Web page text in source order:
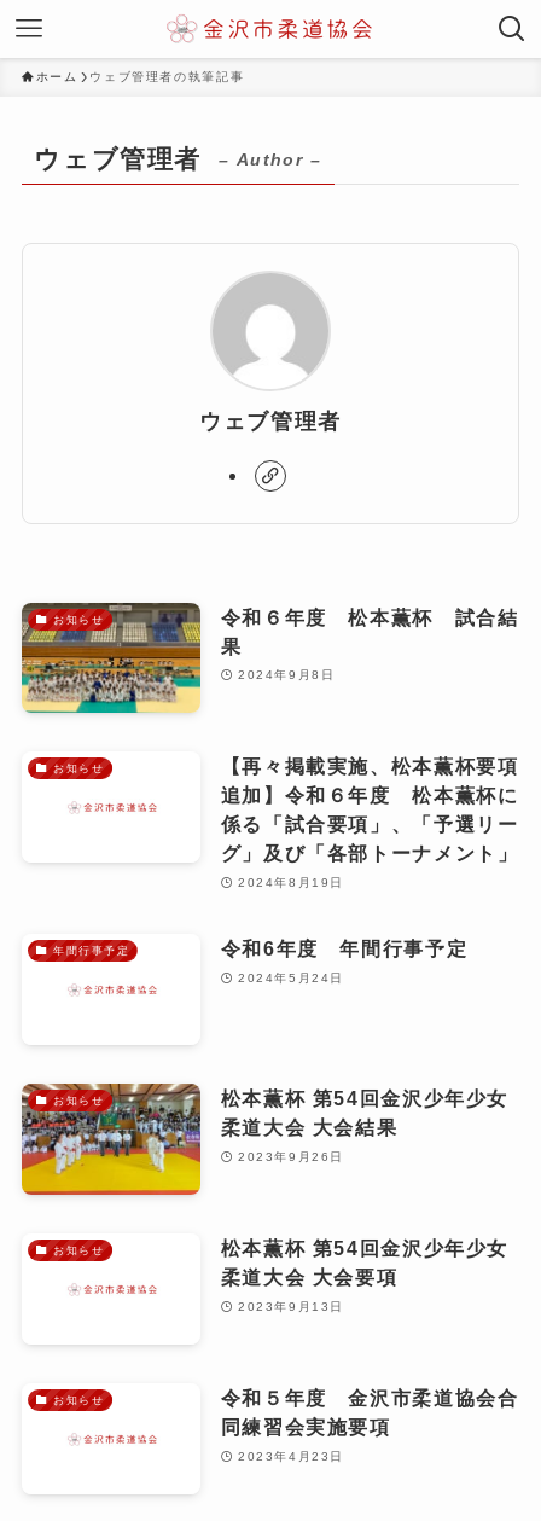
ホーム ウェブ管理者の執筆記事
ウェブ管理者 – Author –
ウェブ管理者
お知らせ
令和６年度 松本薫杯 試合結
果
2024年9月8日
お知らせ
【再々掲載実施、松本薫杯要項
追加】令和６年度 松本薫杯に
係る「試合要項」、「予選リー
グ」及び「各部トーナメント」
2024年8月19日
年間行事予定 令和6年度 年間行事予定
2024年5月24日
お知らせ
松本薫杯 第54回金沢少年少女
柔道大会 大会結果
2023年9月26日
お知らせ
松本薫杯 第54回金沢少年少女
柔道大会 大会要項
2023年9月13日
お知らせ
令和５年度 金沢市柔道協会合
同練習会実施要項
2023年4月23日